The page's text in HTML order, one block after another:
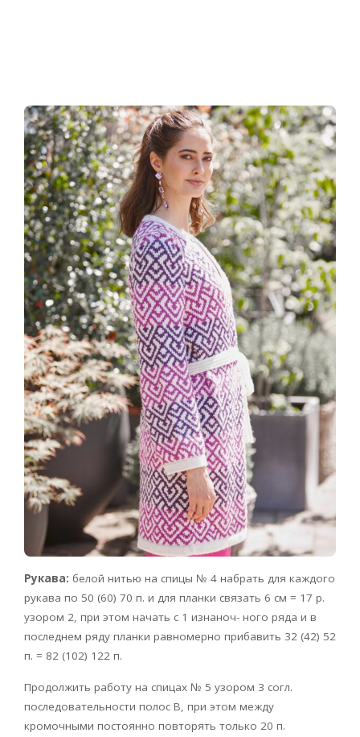
Рукава: белой нитью на спицы № 4 набрать для каждого
рукава по 50 (60) 70 п. и для планки связать 6 см = 17 р.
узором 2, при этом начать с 1 изнаноч- ного ряда и в
последнем ряду планки равномерно прибавить 32 (42) 52
п. = 82 (102) 122 п.
Продолжить работу на спицах № 5 узором 3 согл.
последовательности полос В, при этом между
кромочными постоянно повторять только 20 п.